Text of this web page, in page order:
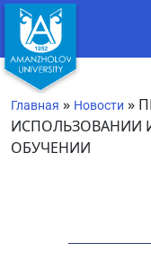
Главная » Новости »
ИСПОЛЬЗОВАНИИ
ОБУЧЕНИИ